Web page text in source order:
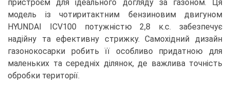
пристроєм для ідеального догляду за газоном. Ця
модель із чотиритактним бензиновим двигуном
HYUNDAI ICV100 потужністю 2,8 к.с. забезпечує
надійну та ефективну стрижку. Самохідний дизайн
газонокосарки робить її особливо придатною для
маленьких та середніх ділянок, де важлива точність
обробки території.